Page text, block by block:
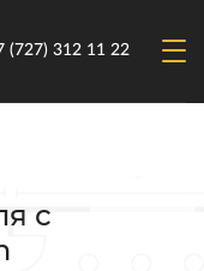
(727) 312 11 22
с